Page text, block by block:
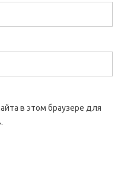
в этом браузере для